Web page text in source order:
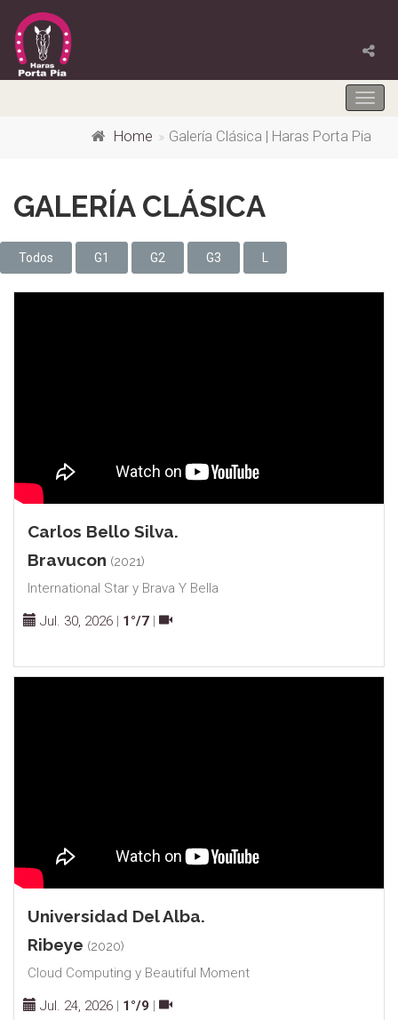
Home Galería Clásica | Haras Porta Pia
GALERÍA CLÁSICA
Todos G1 G2 G3
Carlos Bello Silva.
Bravucon (2021)
International Star y Brava Y Bella
Jul. 30, 2026 | 1°/7 |
Universidad Del Alba.
Ribeye (2020)
Cloud Computing y Beautiful Moment
Jul. 24, 2026 | 1°/9 |